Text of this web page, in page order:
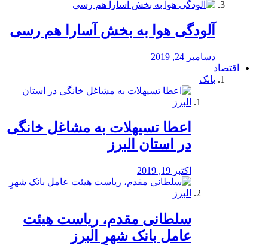
آلودگی هوا به بخش آسارا هم رسی
دسامبر 24, 2019
اقتصاد
بانک
️اعطا تسیهلات به مشاغل خانگی
در استان البرز
اکتبر 19, 2019
سلطانی مقدم، ریاست هیئت
عامل بانک شهرِ البرز